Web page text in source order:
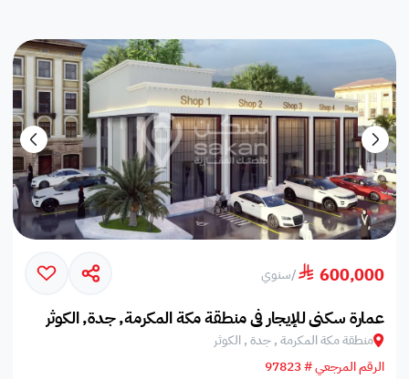
600,000
/سنوي
عمارة سكني للإيجار في منطقة مكة المكرمة, جدة, الكوثر
منطقة مكة المكرمة , جدة , الكوثر
الرقم المرجعي # 97823